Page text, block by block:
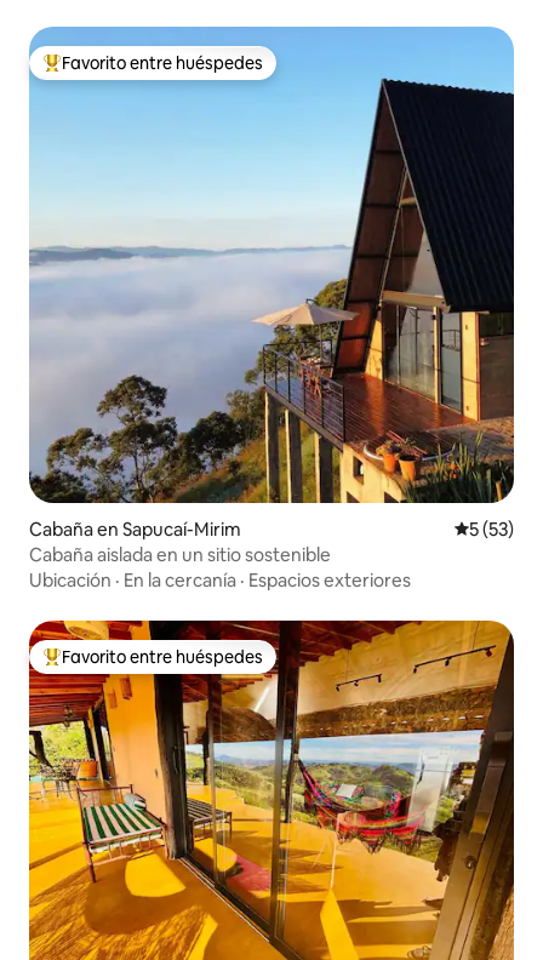
Favorito entre huéspedes preferido
Favorito entre huéspedes
Cabaña en Sapucaí-Mirim
5 (53)
Cabaña aislada en un sitio sostenible
Ubicación · En la cercanía · Espacios exteriores
Favorito entre huéspedes preferido
Favorito entre huéspedes